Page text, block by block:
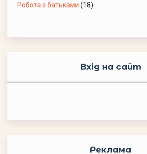
Робота з батьками (18)
Вхід на сайт
Реклама